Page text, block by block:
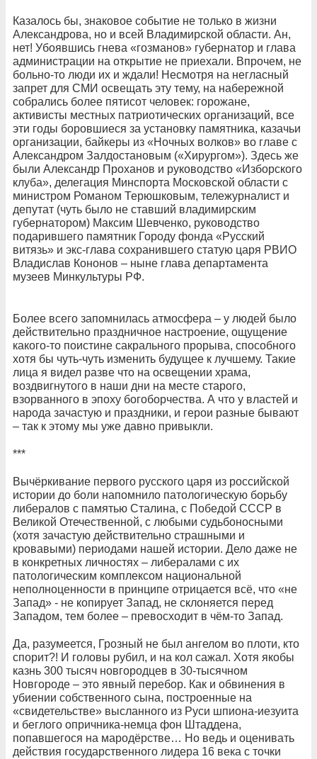
Казалось бы, знаковое событие не только в жизни
Александрова, но и всей Владимирской области. Ан,
нет! Убоявшись гнева «гозманов» губернатор и глава
администрации на открытие не приехали. Впрочем, не
больно-то люди их и ждали! Несмотря на негласный
запрет для СМИ освещать эту тему, на набережной
собрались более пятисот человек: горожане,
активисты местных патриотических организаций, все
эти годы боровшиеся за установку памятника, казачьи
организации, байкеры из «Ночных волков» во главе с
Александром Залдостановым («Хирургом»). Здесь же
были Александр Проханов и руководство «Изборского
клуба», делегация Минспорта Московской области с
министром Романом Терюшковым, тележурналист и
депутат (чуть было не ставший владимирским
губернатором) Максим Шевченко, руководство
подарившего памятник Городу фонда «Русский
витязь» и экс-глава сохранившего статую царя РВИО
Владислав Кононов – ныне глава департамента
музеев Минкультуры РФ.
Более всего запомнилась атмосфера – у людей было
действительно праздничное настроение, ощущение
какого-то поистине сакрального прорыва, способного
хотя бы чуть-чуть изменить будущее к лучшему. Такие
лица я видел разве что на освещении храма,
воздвигнутого в наши дни на месте старого,
взорванного в эпоху богоборчества. А что у властей и
народа зачастую и праздники, и герои разные бывают
– так к этому мы уже давно привыкли.
***
Вычёркивание первого русского царя из российской
истории до боли напомнило патологическую борьбу
либералов с памятью Сталина, с Победой СССР в
Великой Отечественной, с любыми судьбоносными
(хотя зачастую действительно страшными и
кровавыми) периодами нашей истории. Дело даже не
в конкретных личностях – либералами с их
патологическим комплексом национальной
неполноценности в принципе отрицается всё, что «не
Запад» - не копирует Запад, не склоняется перед
Западом, тем более – превосходит в чём-то Запад.
Да, разумеется, Грозный не был ангелом во плоти, кто
спорит?! И головы рубил, и на кол сажал. Хотя якобы
казнь 300 тысяч новгородцев в 30-тысячном
Новгороде – это явный перебор. Как и обвинения в
убиении собственного сына, построенные на
«свидетельстве» высланного из Руси шпиона-иезуита
и беглого опричника-немца фон Штаддена,
попавшегося на мародёрстве… Но ведь и оценивать
действия государственного лидера 16 века с точки